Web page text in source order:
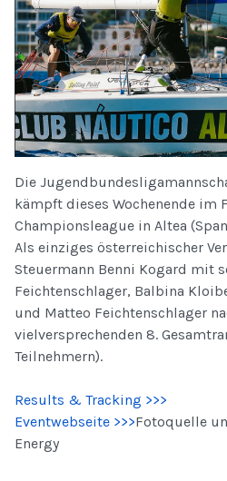
Die
kämpft dieses Wochenende im
Championsleague in Altea
Als einziges österreichischer
Steuermann Benni Kogard mit
Feichtenschlager, Balbina
und Matteo Feichtenschlager
vielversprechenden 8.
Teilnehmern).
Results & Tracking >>>
Eventwebseite >>>Fotoquelle
Energy